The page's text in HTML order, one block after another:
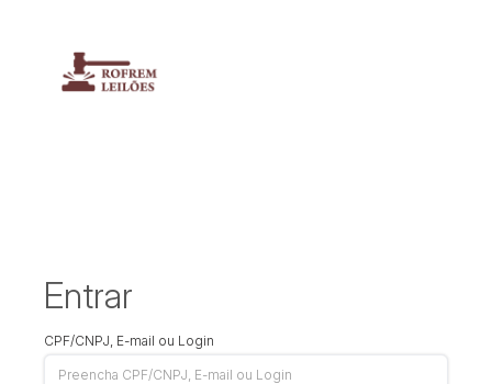
Entrar
CPF/CNPJ, E-mail ou Login